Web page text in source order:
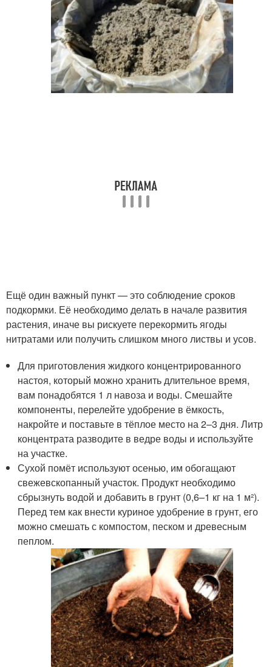
Ещё один важный пункт — это соблюдение сроков
подкормки. Её необходимо делать в начале развития
растения, иначе вы рискуете перекормить ягоды
нитратами или получить слишком много листвы и усов.
Для приготовления жидкого концентрированного
настоя, который можно хранить длительное время,
вам понадобятся 1 л навоза и воды. Смешайте
компоненты, перелейте удобрение в ёмкость,
накройте и поставьте в тёплое место на 2–3 дня. Литр
концентрата разводите в ведре воды и используйте
на участке.
Сухой помёт используют осенью, им обогащают
свежевскопанный участок. Продукт необходимо
сбрызнуть водой и добавить в грунт (0,6–1 кг на 1 м²).
Перед тем как внести куриное удобрение в грунт, его
можно смешать с компостом, песком и древесным
пеплом.